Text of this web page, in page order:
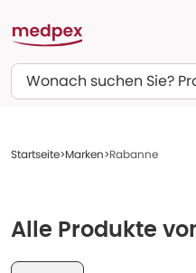
Suchen
Startseite Marken Rabanne
Alle Produkte